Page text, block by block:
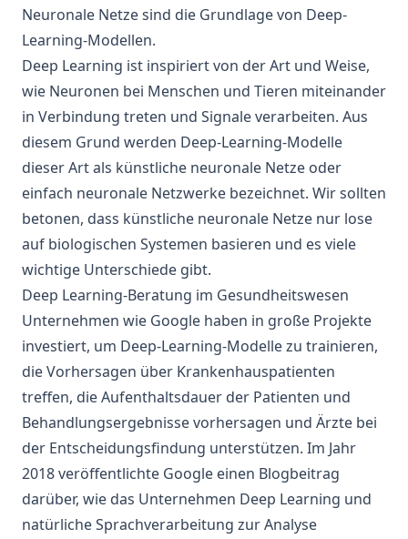
Neuronale Netze sind die Grundlage von Deep-
Learning-Modellen.
Deep Learning ist inspiriert von der Art und Weise,
wie Neuronen bei Menschen und Tieren miteinander
in Verbindung treten und Signale verarbeiten. Aus
diesem Grund werden Deep-Learning-Modelle
dieser Art als künstliche neuronale Netze oder
einfach neuronale Netzwerke bezeichnet. Wir sollten
betonen, dass künstliche neuronale Netze nur lose
auf biologischen Systemen basieren und es viele
wichtige Unterschiede gibt.
Deep Learning-Beratung im Gesundheitswesen
Unternehmen wie Google haben in große Projekte
investiert, um Deep-Learning-Modelle zu trainieren,
die Vorhersagen über Krankenhauspatienten
treffen, die Aufenthaltsdauer der Patienten und
Behandlungsergebnisse vorhersagen und Ärzte bei
der Entscheidungsfindung unterstützen. Im Jahr
2018 veröffentlichte Google einen Blogbeitrag
darüber, wie das Unternehmen Deep Learning und
natürliche Sprachverarbeitung zur Analyse